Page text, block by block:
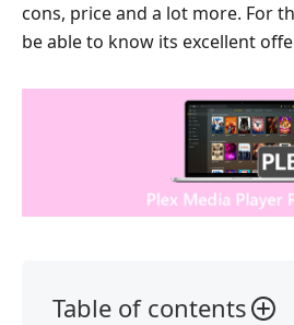
cons, price and a lot more. For
be able to know its excellent
Table of contents